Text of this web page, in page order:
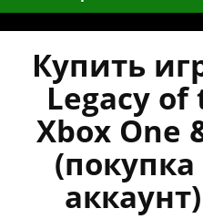
Купить
Legacy
Xbox One